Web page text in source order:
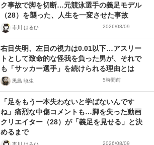
ク事故で脚を切断…元競泳選手の義足モデル
（28）を襲った、人生を一変させた事故
市川 はるひ 2026/08/09
右目失明、左目の視力は0.01以下…アスリー
トとして致命的な怪我を負った男が、それで
も「サッカー選手」を続けられる理由とは
黒島 暁生 5時間前
「足をもう一本失わないと学ばないんです
ね」痛烈な中傷コメントも…脚を失った動画
クリエイター（28）が「義足を見せる」と決
めるまで
2026/08/09